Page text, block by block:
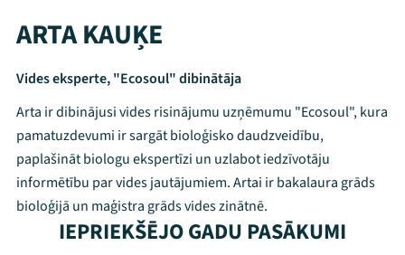
ARTA KAUĶE
Vides eksperte, "Ecosoul" dibinātāja
Arta ir dibinājusi vides risinājumu uzņēmumu "Ecosoul", kura
pamatuzdevumi ir sargāt bioloģisko daudzveidību,
paplašināt biologu ekspertīzi un uzlabot iedzīvotāju
informētību par vides jautājumiem. Artai ir bakalaura grāds
bioloģijā un maģistra grāds vides zinātnē.
IEPRIEKŠĒJO GADU PASĀKUMI